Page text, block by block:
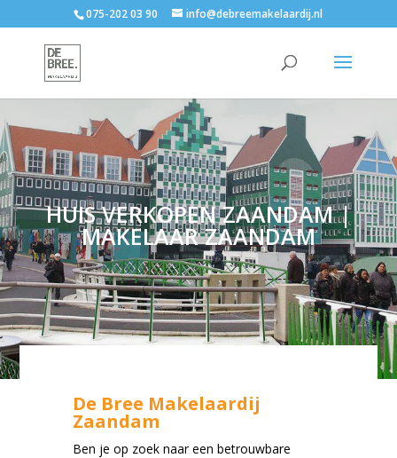
075-202 03 90 info@debreemakelaardij.nl
HUIS VERKOPEN ZAANDAM |
MAKELAAR ZAANDAM
De Bree Makelaardij
Zaandam
Ben je op zoek naar een betrouwbare